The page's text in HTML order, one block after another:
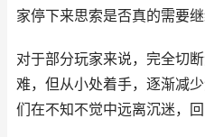
家停下来思索是否真的需要继
对于部分玩家来说，完全切
难，但从小处着手，逐渐减
们在不知不觉中远离沉迷，